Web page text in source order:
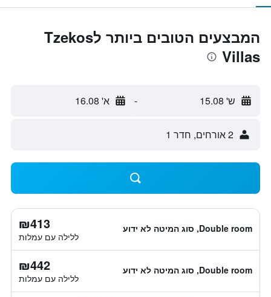
המבצעים הטובים ביותר לTzekos
Villas
ש' 15.08 - א' 16.08
2 אורחים, חדר 1
Double room, סוג המיטה לא ידוע ₪413
ללילה עם עמלות
Double room, סוג המיטה לא ידוע ₪442
ללילה עם עמלות